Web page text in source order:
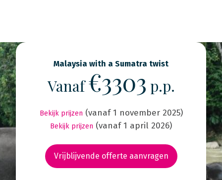
Malaysia with a Sumatra twist
Vanaf€3303 p.p.
Bekijk prijzen (vanaf 1 november 2025)
Bekijk prijzen (vanaf 1 april 2026)
Vrijblijvende offerte aanvragen